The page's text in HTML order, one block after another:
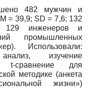
482 мужчин и
= 39,9; SD = 7,6; 132
129 инженеров и
промышленных
Использовали:
анализ, изучение
t-сравнение для
методике (анкета
жизни»)